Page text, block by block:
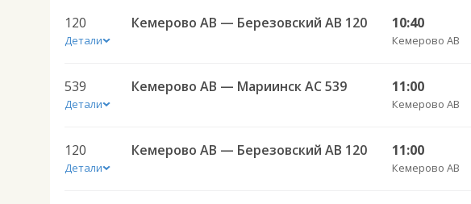
120
Детали
Кемерово АВ — Березовский АВ 120 10:40
Кемерово АВ
539
Детали
Кемерово АВ — Мариинск АС 539 11:00
Кемерово АВ
120
Детали
Кемерово АВ — Березовский АВ 120 11:00
Кемерово АВ